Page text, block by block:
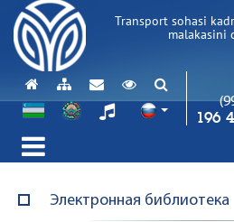
Transport sohasi
malakasini
196
Электронная библиотека